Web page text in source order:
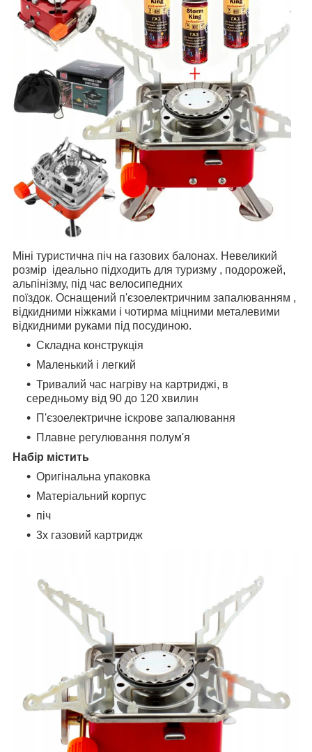
Міні туристична піч на газових балонах. Невеликий
розмір ідеально підходить для туризму , подорожей,
альпінізму, під час велосипедних
поїздок. Оснащений п'єзоелектричним запалюванням ,
відкидними ніжками і чотирма міцними металевими
відкидними руками під посудиною.
Складна конструкція
Маленький і легкий
Тривалий час нагріву на картриджі, в
середньому від 90 до 120 хвилин
П'єзоелектричне іскрове запалювання
Плавне регулювання полум'я
Набір містить
Оригінальна упаковка
Матеріальний корпус
піч
3x газовий картридж